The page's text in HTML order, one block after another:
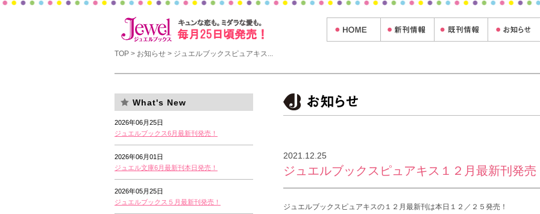
TOP > お知らせ > ジュエルブックスピュアキス...
What's New
2026年06月25日
ジュエルブックス6月最新刊発売！
2026年06月01日
ジュエル文庫6月最新刊本日発売！
2026年05月25日
ジュエルブックス５月最新刊発売！
2021.12.25
ジュエルブックスピュアキス１２月最新刊発売
ジュエルブックスピュアキスの１２月最新刊は本日１２／２５発売！